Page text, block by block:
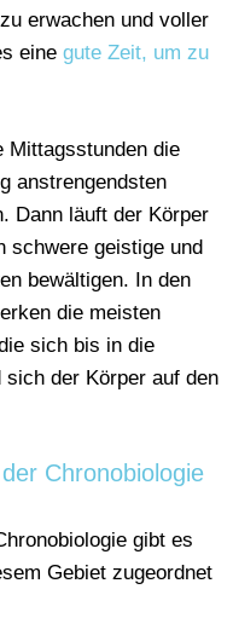
erwachen und voller
eine gute Zeit, um zu
Mittagsstunden die
anstrengendsten
Dann läuft der Körper
schwere geistige und
bewältigen. In den
die meisten
sich bis in die
der Körper auf den
Chronobiologie
gibt es
Gebiet zugeordnet